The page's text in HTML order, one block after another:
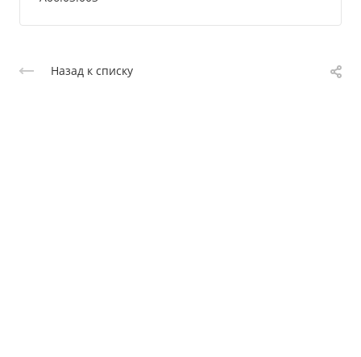
Назад к списку